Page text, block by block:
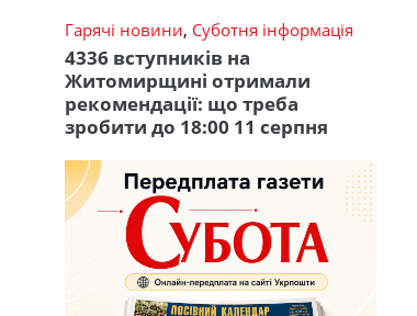
Гарячі новини, Суботня інформація
4336 вступників на
Житомирщині отримали
рекомендації: що треба
зробити до 18:00 11 серпня